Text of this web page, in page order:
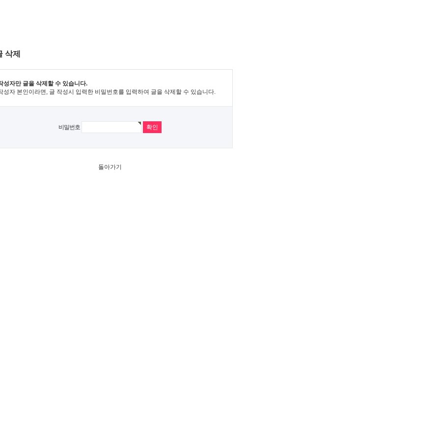
삭제
성자만 글을 삭제할 수 있습니다.
성자 본인이라면, 글 작성시 입력한 비밀번호를 입력하여 글을 삭제할 수 있습니다.
비밀번호
돌아가기